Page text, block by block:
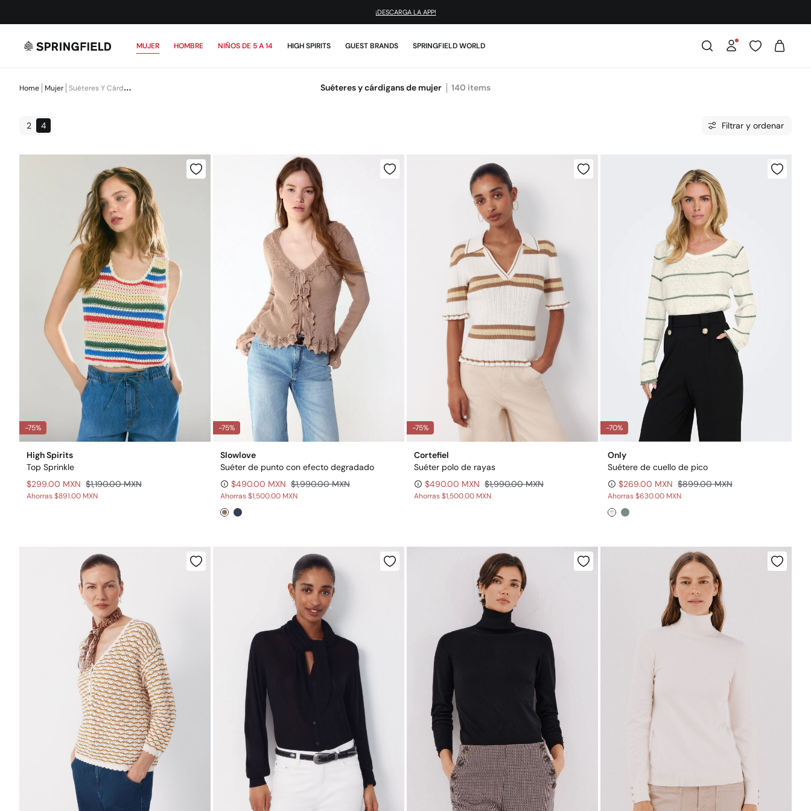
¡DESCARGA LA APP!
MUJER HOMBRE NIÑOS DE 5 A 14 HIGH SPIRITS GUEST BRANDS SPRINGFIELD WORLD
Home Mujer Suéteres Y Cárdigans Suéteres y cárdigans de mujer 140 items
2 4 Filtrar y ordenar
-75%
High Spirits
Top Sprinkle
$299.00 MXN $1,190.00 MXN
Ahorras$891.00 MXN
-75%
Slowlove
Suéter de punto con efecto degradado
$490.00 MXN $1,990.00 MXN
Ahorras$1,500.00 MXN
-75%
Cortefiel
Suéter polo de rayas
$490.00 MXN $1,990.00 MXN
Ahorras$1,500.00 MXN
-70%
Only
Suétere de cuello de pico
$269.00 MXN $899.00 MXN
Ahorras$630.00 MXN